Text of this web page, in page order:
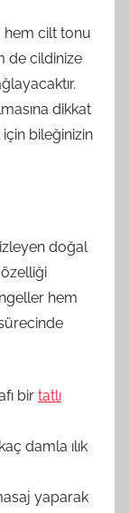
hem cilt tonu
de cildinize
dikkat
bileğinizin
doğal
hem
bir tatlı
damla ılık
yaparak